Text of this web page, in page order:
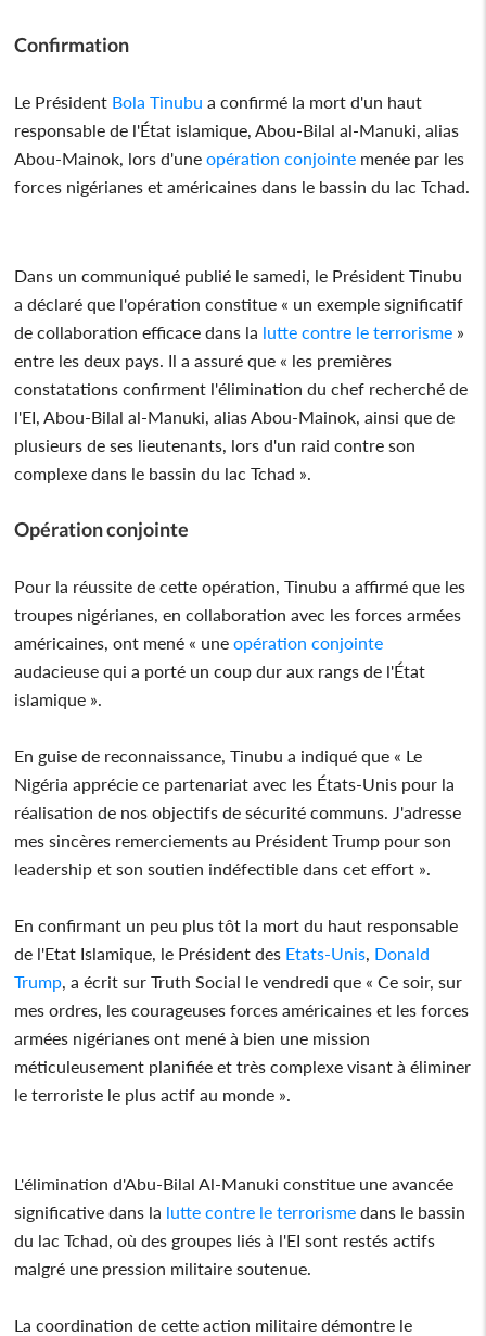
Confirmation
Le Président Bola Tinubu a confirmé la mort d'un haut
responsable de l'État islamique, Abou-Bilal al-Manuki, alias
Abou-Mainok, lors d'une opération conjointe menée par les
forces nigérianes et américaines dans le bassin du lac Tchad.
Dans un communiqué publié le samedi, le Président Tinubu
a déclaré que l'opération constitue « un exemple significatif
de collaboration efficace dans la lutte contre le terrorisme »
entre les deux pays. Il a assuré que « les premières
constatations confirment l'élimination du chef recherché de
l'EI, Abou-Bilal al-Manuki, alias Abou-Mainok, ainsi que de
plusieurs de ses lieutenants, lors d'un raid contre son
complexe dans le bassin du lac Tchad ».
Opération conjointe
Pour la réussite de cette opération, Tinubu a affirmé que les
troupes nigérianes, en collaboration avec les forces armées
américaines, ont mené « une opération conjointe
audacieuse qui a porté un coup dur aux rangs de l'État
islamique ».
En guise de reconnaissance, Tinubu a indiqué que « Le
Nigéria apprécie ce partenariat avec les États-Unis pour la
réalisation de nos objectifs de sécurité communs. J'adresse
mes sincères remerciements au Président Trump pour son
leadership et son soutien indéfectible dans cet effort ».
En confirmant un peu plus tôt la mort du haut responsable
de l'Etat Islamique, le Président des Etats-Unis Donald
Trump , a écrit sur Truth Social le vendredi que « Ce soir, sur
mes ordres, les courageuses forces américaines et les forces
armées nigérianes ont mené à bien une mission
méticuleusement planifiée et très complexe visant à éliminer
le terroriste le plus actif au monde ».
L'élimination d'Abu-Bilal Al-Manuki constitue une avancée
significative dans la lutte contre le terrorisme dans le bassin
du lac Tchad, où des groupes liés à l'EI sont restés actifs
malgré une pression militaire soutenue.
La coordination de cette action militaire démontre le